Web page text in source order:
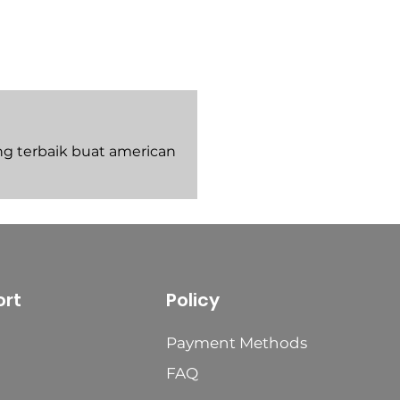
terbaik buat american
Policy
Payment Methods
FAQ